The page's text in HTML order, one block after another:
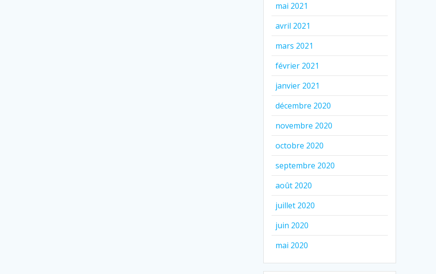
mai 2021
avril 2021
mars 2021
février 2021
janvier 2021
décembre 2020
novembre 2020
octobre 2020
septembre 2020
août 2020
juillet 2020
juin 2020
mai 2020